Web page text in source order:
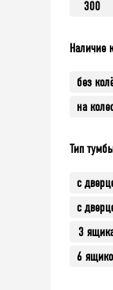
300
Наличие
без
на
Тип
с
с
3
6